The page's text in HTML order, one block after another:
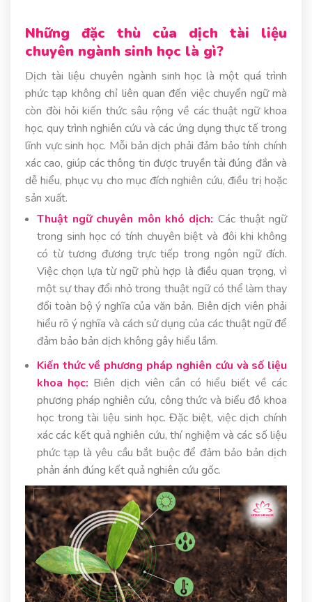
Những đặc thù của dịch tài liệu
chuyên ngành sinh học là gì?
Dịch tài liệu chuyên ngành sinh học là một quá trình
phức tạp không chỉ liên quan đến việc chuyển ngữ mà
còn đòi hỏi kiến thức sâu rộng về các thuật ngữ khoa
học, quy trình nghiên cứu và các ứng dụng thực tế trong
lĩnh vực sinh học. Mỗi bản dịch phải đảm bảo tính chính
xác cao, giúp các thông tin được truyền tải đúng đắn và
dễ hiểu, phục vụ cho mục đích nghiên cứu, điều trị hoặc
sản xuất.
Thuật ngữ chuyên môn khó dịch: Các thuật ngữ
trong sinh học có tính chuyên biệt và đôi khi không
có từ tương đương trực tiếp trong ngôn ngữ đích.
Việc chọn lựa từ ngữ phù hợp là điều quan trọng, vì
một sự thay đổi nhỏ trong thuật ngữ có thể làm thay
đổi toàn bộ ý nghĩa của văn bản. Biên dịch viên phải
hiểu rõ ý nghĩa và cách sử dụng của các thuật ngữ để
đảm bảo bản dịch không gây hiểu lầm.
Kiến thức về phương pháp nghiên cứu và số liệu
khoa học: Biên dịch viên cần có hiểu biết về các
phương pháp nghiên cứu, công thức và biểu đồ khoa
học trong tài liệu sinh học. Đặc biệt, việc dịch chính
xác các kết quả nghiên cứu, thí nghiệm và các số liệu
phức tạp là yêu cầu bắt buộc để đảm bảo bản dịch
phản ánh đúng kết quả nghiên cứu gốc.